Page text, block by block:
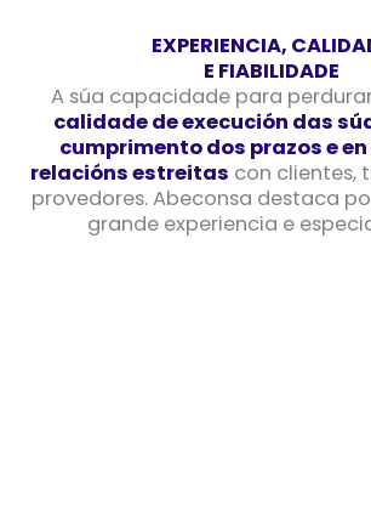
EXPERIENCIA,
E FIABILIDADE
A súa capacidade para
calidade de execución das
cumprimento dos prazos e
relacións estreitas con clientes,
provedores. Abeconsa destaca
grande experiencia e